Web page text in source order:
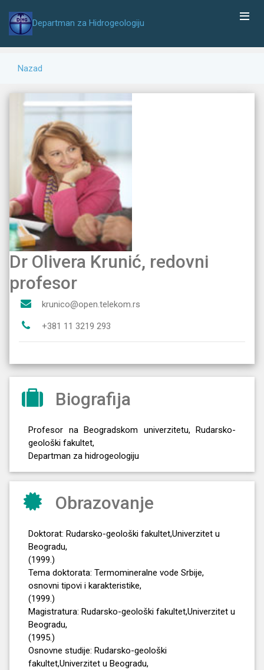
Departman za Hidrogeologiju
Nazad
Dr Olivera Krunić, redovni
profesor
krunico@open.telekom.rs
+381 11 3219 293
Biografija
Profesor na Beogradskom univerzitetu, Rudarsko-
geološki fakultet,
Departman za hidrogeologiju
Obrazovanje
Doktorat: Rudarsko-geološki fakultet,Univerzitet u
Beogradu,
(1999.)
Tema doktorata: Termomineralne vode Srbije,
osnovni tipovi i karakteristike,
(1999.)
Magistratura: Rudarsko-geološki fakultet,Univerzitet u
Beogradu,
(1995.)
Osnovne studije: Rudarsko-geološki
fakultet,Univerzitet u Beogradu,